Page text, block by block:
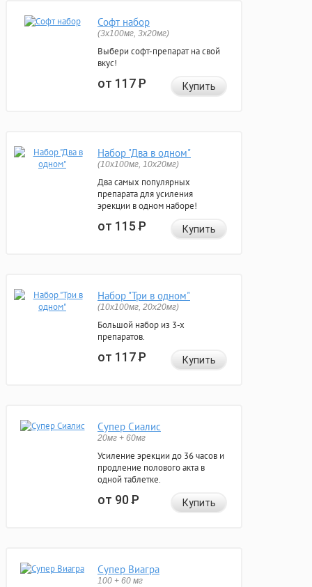
Софт набор
(3x100мг, 3x20мг)
Выбери софт-препарат на свой
вкус!
от 117Р Купить
Набор "Два в одном"
(10x100мг, 10x20мг)
Два самых популярных
препарата для усиления
эрекции в одном наборе!
от 115Р Купить
Набор "Три в одном"
(10x100мг, 20x20мг)
Большой набор из 3-х
препаратов.
от 117Р Купить
Супер Сиалис
20мг + 60мг
Усиление эрекции до 36 часов и
продление полового акта в
одной таблетке.
от 90Р Купить
Супер Виагра
100 + 60 мг